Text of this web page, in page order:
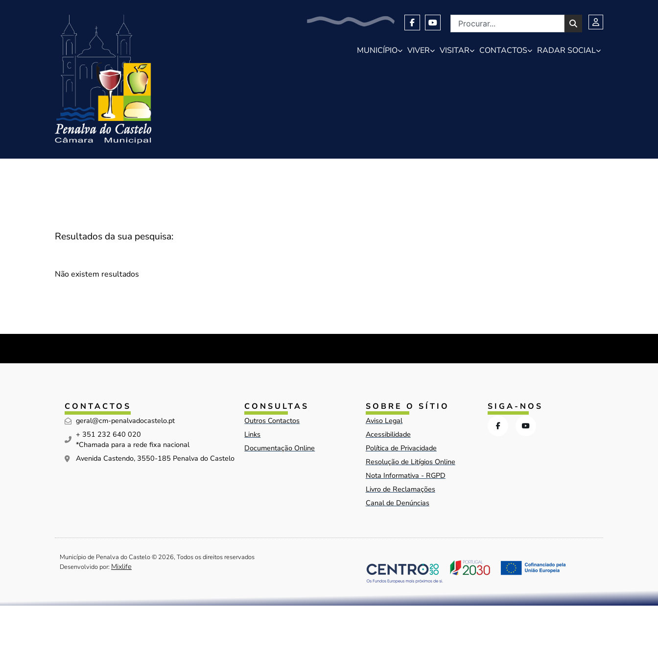
MUNICÍPIO VIVER VISITAR CONTACTOS RADAR SOCIAL
Resultados da sua pesquisa:
Não existem resultados
CONTACTOS
geral@cm-penalvadocastelo.pt
+ 351 232 640 020
*Chamada para a rede fixa nacional
Avenida Castendo, 3550-185 Penalva do Castelo
CONSULTAS
Outros Contactos
Links
Documentação Online
SOBRE O SÍTIO
Aviso Legal
Acessibilidade
Política de Privacidade
Resolução de Litígios Online
Nota Informativa - RGPD
Livro de Reclamações
Canal de Denúncias
SIGA-NOS
Município de Penalva do Castelo © 2026, Todos os direitos reservados
Desenvolvido por: Mixlife